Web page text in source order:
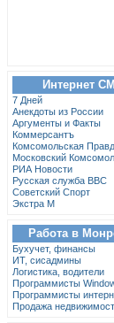
Интернет
7 Дней
Анекдоты из России
Аргументы и Факты
Коммерсантъ
Комсомольская
Московский
РИА Новости
Русская служба BBC
Советский Спорт
Экстра М
Работа в
Бухучет, финансы
ИТ, сисадмины
Логистика, водители
Программисты
Программисты
Продажа